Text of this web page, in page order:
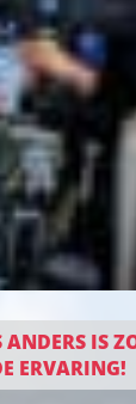
IS
ERVARING!